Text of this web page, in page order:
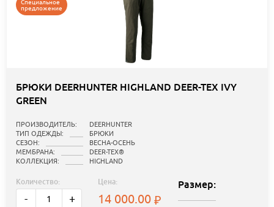
Специальное
предложение
БРЮКИ DEERHUNTER HIGHLAND DEER-TEX IVY
GREEN
ПРОИЗВОДИТЕЛЬ:
DEERHUNTER
ТИП ОДЕЖДЫ:
БРЮКИ
СЕЗОН:
ВЕСНА-ОСЕНЬ
МЕМБРАНА:
DEER-TEX®
КОЛЛЕКЦИЯ:
HIGHLAND
Количество:
- +
Цена:
14 000.00
Размер: